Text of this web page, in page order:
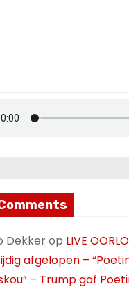
Dekkerop LIVE
afgelopen –
– Trump gaf